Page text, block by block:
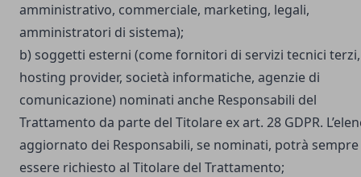
amministrativo, commerciale, marketing, legali,
amministratori di sistema);
b) soggetti esterni (come fornitori di servizi tecnici terzi,
hosting provider, società informatiche, agenzie di
comunicazione) nominati anche Responsabili del
Trattamento da parte del Titolare ex art. 28 GDPR.
aggiornato dei Responsabili, se nominati, potrà sempre
essere richiesto al Titolare del Trattamento;